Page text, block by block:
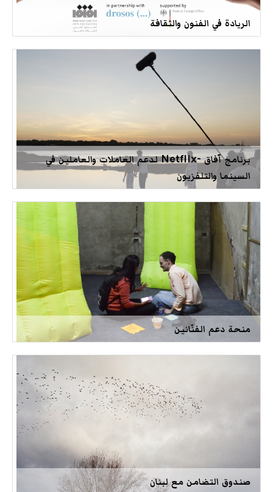
الريادة في الفنون والثقافة
برنامج آفاق -Netflix لدعم العاملات والعاملين في
السينما والتلفزيون
منحة دعم الفنّانين
صندوق التضامن مع لبنان